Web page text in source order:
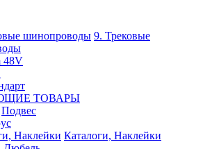
9. Трековые
48V
ТОВАРЫ
Подвес
Каталоги, Наклейки